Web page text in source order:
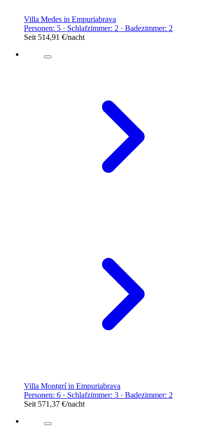
Villa Medes in Empuriabrava
Personen: 5 · Schlafzimmer: 2 · Badezimmer: 2
Seit 514,91 €/nacht
Villa Montgrí in Empuriabrava
Personen: 6 · Schlafzimmer: 3 · Badezimmer: 2
Seit 571,37 €/nacht